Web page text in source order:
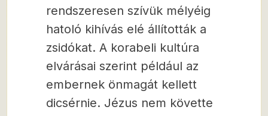
rendszeresen szívük mélyéig
hatoló kihívás elé állították a
zsidókat. A korabeli kultúra
elvárásai szerint például az
embernek önmagát kellett
dicsérnie. Jézus nem követte